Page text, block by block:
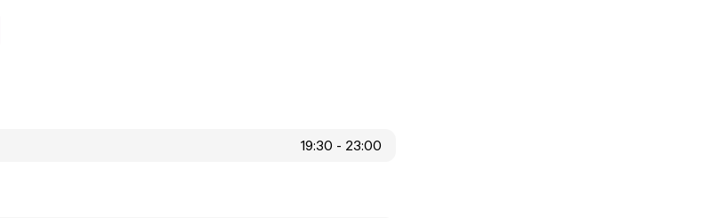
19:30 - 23:00